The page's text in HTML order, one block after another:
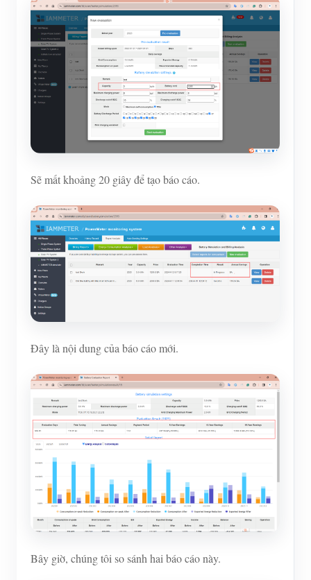
Sẽ mất khoảng 20 giây để tạo báo cáo.
Đây là nội dung của báo cáo mới.
Bây giờ, chúng tôi so sánh hai báo cáo này.